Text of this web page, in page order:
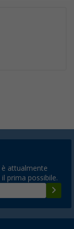
attualmente
prima possibile.